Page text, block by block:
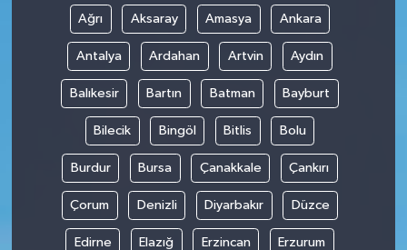
Ağrı Aksaray Amasya Ankara
Antalya Ardahan Artvin Aydın
Balıkesir Bartın Batman Bayburt
Bilecik Bingöl Bitlis Bolu
Burdur Bursa Çanakkale Çankırı
Çorum Denizli Diyarbakır Düzce
Edirne Elazığ Erzincan Erzurum